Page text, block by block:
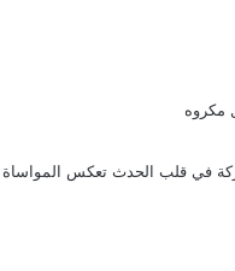
مكروه
في قلب الحدث تعكس